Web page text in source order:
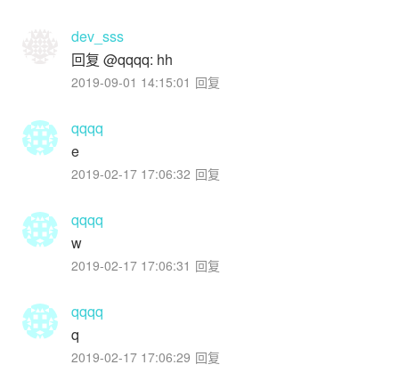
dev_sss
回复 @qqqq: hh
2019-09-01 14:15:01 回复
qqqq
e
2019-02-17 17:06:32 回复
qqqq
w
2019-02-17 17:06:31 回复
qqqq
q
2019-02-17 17:06:29 回复